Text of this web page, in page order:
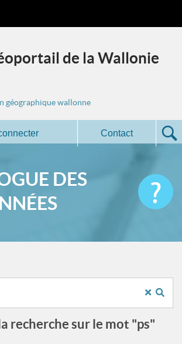
de la Wallonie
géographique wallonne
Contact
DES
recherche sur le mot "ps"